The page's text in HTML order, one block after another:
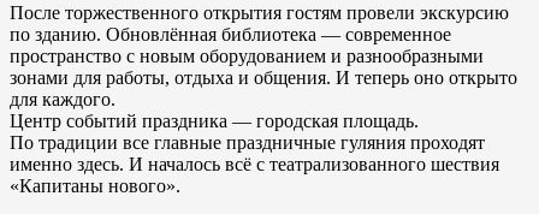
После торжественного открытия гостям провели экскурсию
по зданию. Обновлённая библиотека — современное
пространство с новым оборудованием и разнообразными
зонами для работы, отдыха и общения. И теперь оно открыто
для каждого.
Центр событий праздника — городская площадь.
По традиции все главные праздничные гуляния проходят
именно здесь. И началось всё с театрализованного шествия
«Капитаны нового».